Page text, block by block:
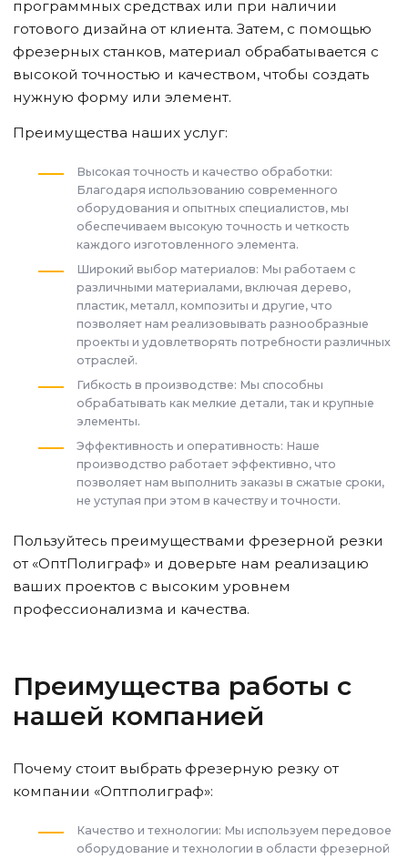
программных средствах или при наличии
готового дизайна от клиента. Затем, с помощью
фрезерных станков, материал обрабатывается с
высокой точностью и качеством, чтобы создать
нужную форму или элемент.
Преимущества наших услуг:
Высокая точность и качество обработки:
Благодаря использованию современного
оборудования и опытных специалистов, мы
обеспечиваем высокую точность и четкость
каждого изготовленного элемента.
Широкий выбор материалов: Мы работаем с
различными материалами, включая дерево,
пластик, металл, композиты и другие, что
позволяет нам реализовывать разнообразные
проекты и удовлетворять потребности различных
отраслей.
Гибкость в производстве: Мы способны
обрабатывать как мелкие детали, так и крупные
элементы.
Эффективность и оперативность: Наше
производство работает эффективно, что
позволяет нам выполнить заказы в сжатые сроки,
не уступая при этом в качеству и точности.
Пользуйтесь преимуществами фрезерной резки
от «ОптПолиграф» и доверьте нам реализацию
ваших проектов с высоким уровнем
профессионализма и качества.
Преимущества работы с
нашей компанией
Почему стоит выбрать фрезерную резку от
компании «Оптполиграф»:
Качество и технологии: Мы используем передовое
оборудование и технологии в области фрезерной